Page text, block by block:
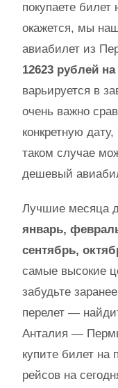
покупаете
окажется, мы
авиабилет из
12623 рублей на
варьируется в
очень важно
конкретную
таком случае
дешевый
Лучшие месяца
январь,
сентябрь,
самые высокие
забудьте
перелет —
Анталия —
купите билет на
рейсов на